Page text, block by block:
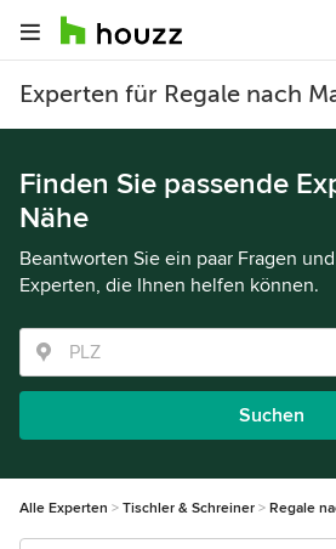
Experten für Regale nach
Finden Sie passende
Nähe
Beantworten Sie ein paar Fragen
Experten, die Ihnen helfen können.
Suchen
Alle Experten Tischler & Schreiner Regale